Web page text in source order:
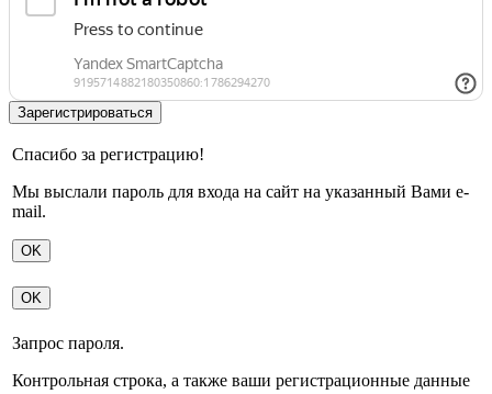
Спасибо за регистрацию!
Мы выслали пароль для входа на сайт на указанный Вами e-
mail.
OK
OK
Запрос пароля.
Контрольная строка, а также ваши регистрационные данные